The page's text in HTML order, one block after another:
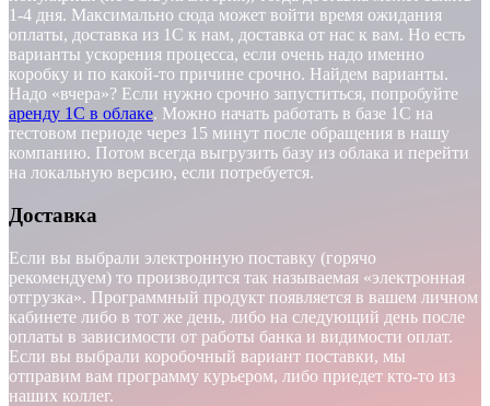
1-4 дня. Максимально сюда может войти время ожидания
оплаты, доставка из 1С к нам, доставка от нас к вам. Но есть
варианты ускорения процесса, если очень надо именно
коробку и по какой-то причине срочно. Найдем варианты.
Надо «вчера»? Если нужно срочно запуститься, попробуйте
аренду 1С в облаке. Можно начать работать в базе 1С на
тестовом периоде через 15 минут после обращения в нашу
компанию. Потом всегда выгрузить базу из облака и перейти
на локальную версию, если потребуется.
Доставка
Если вы выбрали электронную поставку (горячо
рекомендуем) то производится так называемая «электронная
отгрузка». Программный продукт появляется в вашем личном
кабинете либо в тот же день, либо на следующий день после
оплаты в зависимости от работы банка и видимости оплат.
Если вы выбрали коробочный вариант поставки, мы
отправим вам программу курьером, либо приедет кто-то из
наших коллег.